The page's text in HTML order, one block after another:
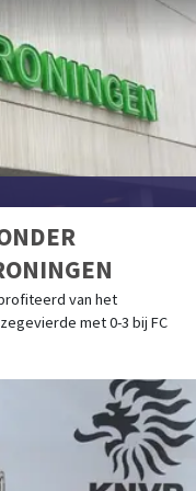
van het
met 0-3 bij FC